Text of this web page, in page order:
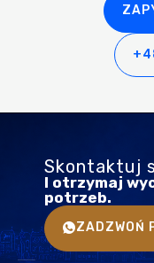
Skontaktuj
I otrzymaj
potrzeb.
ZADZWOŃ